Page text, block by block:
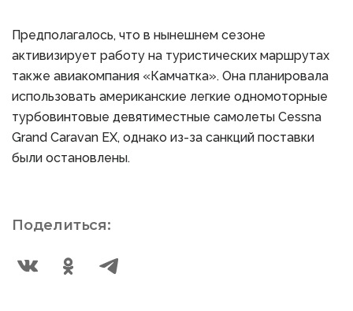
Предполагалось, что в нынешнем сезоне
активизирует работу на туристических маршрутах
также авиакомпания «Камчатка». Она планировала
использовать американские легкие одномоторные
турбовинтовые девятиместные самолеты Cessna
Grand Caravan EX, однако из-за санкций поставки
были остановлены.
Поделиться: